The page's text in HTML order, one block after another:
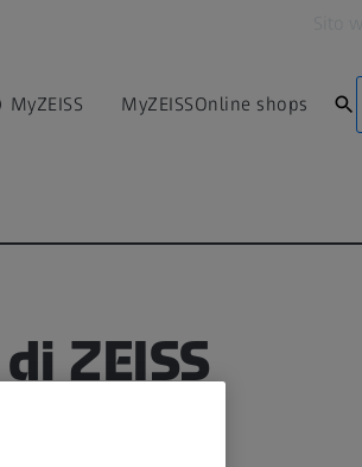
MyZEISS MyZEISSOnline shops
ZEISS